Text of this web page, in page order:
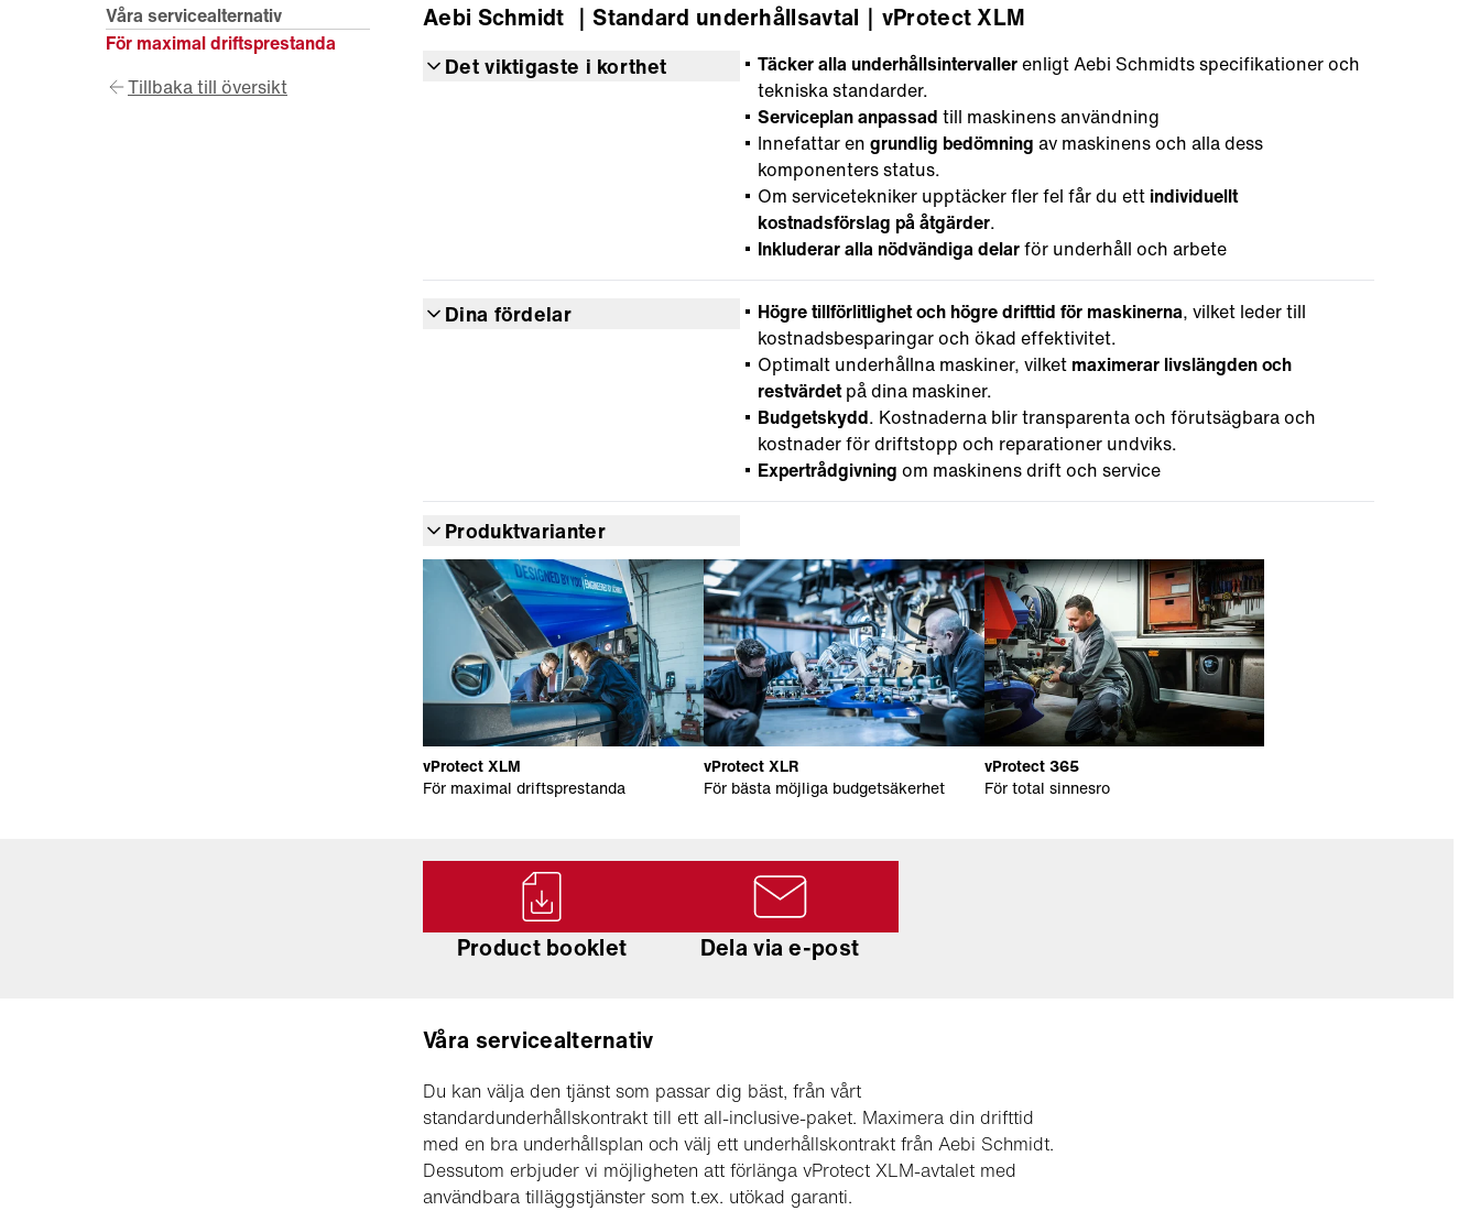
Våra servicealternativ
För maximal driftsprestanda
Tillbaka till översikt
Aebi Schmidt ｜Standard underhållsavtal ｜vProtect XLM
Det viktigaste i korthet Täcker alla underhållsintervallerenligt Aebi Schmidts specifikationer och
tekniska standarder.
Serviceplan anpassad till maskinens användning
Innefattar en grundlig bedömning av maskinens och alla dess
komponenters status.
Om servicetekniker upptäcker fler fel får du ett individuellt
kostnadsförslag på åtgärder.
Inkluderar alla nödvändiga delarför underhåll och arbete
Dina fördelar Högre tillförlitlighet och högre drifttid för maskinerna, vilket leder till
kostnadsbesparingar och ökad effektivitet.
Optimalt underhållna maskiner, vilket maximerar livslängden och
restvärdetpå dina maskiner.
Budgetskydd. Kostnaderna blir transparenta och förutsägbara och
kostnader för driftstopp och reparationer undviks.
Expertrådgivning om maskinens drift och service
Produktvarianter
vProtect XLM
För maximal driftsprestanda
vProtect XLR
För bästa möjliga budgetsäkerhet
vProtect 365
För total sinnesro
Product booklet Dela via e-post
Våra servicealternativ
Du kan välja den tjänst som passar dig bäst, från vårt
standardunderhållskontrakt till ett all-inclusive-paket. Maximera din drifttid
med en bra underhållsplan och välj ett underhållskontrakt från Aebi Schmidt.
Dessutom erbjuder vi möjligheten att förlänga vProtect XLM-avtalet med
användbara tilläggstjänster som t.ex. utökad garanti.